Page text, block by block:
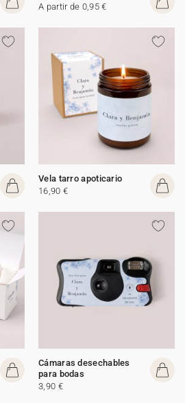
A partir de 0,95 €
Vela tarro apoticario
16,90 €
Cámaras desechables
para bodas
3,90 €